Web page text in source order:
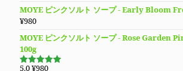
た。
す。
¥3,980
し
は
で
価
MOYE ピンクソルト ソープ - Early Bloom
¥980
MOYE ピンクソルト ソープ - Rose Garden
100g
5.0¥980